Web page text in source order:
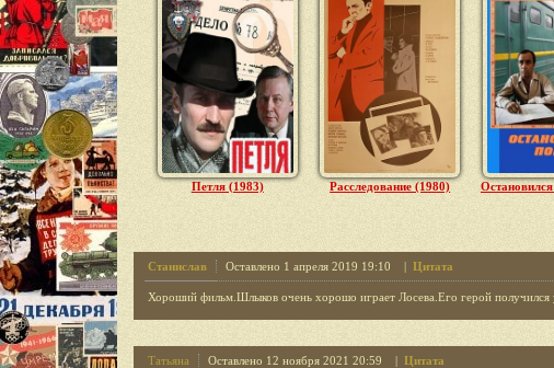
Петля (1983) Расследование (1980)
Станислав Оставлено 1 апреля 2019 19:10 | Цитата
Хороший фильм.Шлыков очень хорошо играет Лосева.Его герой
Татьяна Оставлено 12 ноября 2021 20:59 | Цитата